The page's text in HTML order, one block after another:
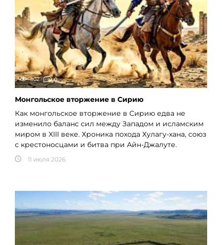
302 0
Монгольское вторжение в Сирию
Как монгольское вторжение в Сирию едва не
изменило баланс сил между Западом и исламским
миром в XIII веке. Хроника похода Хулагу-хана, союз
с крестоносцами и битва при Айн-Джалуте.
11 июля 2026